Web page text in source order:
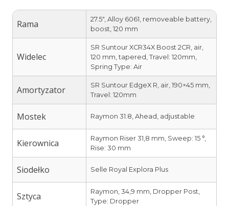
Rama
27.5″, Alloy 6061, removeable battery,
boost, 120 mm
Widelec
SR Suntour XCR34X Boost 2CR, air,
120 mm, tapered, Travel: 120mm,
Spring Type: Air
Amortyzator
SR Suntour EdgeX R, air, 190×45 mm,
Travel: 120mm
Mostek Raymon 31.8, Ahead, adjustable
Kierownica
Raymon Riser 31,8 mm, Sweep: 15 °,
Rise: 30 mm
Siodełko Selle Royal Explora Plus
Sztyca
Raymon, 34,9 mm, Dropper Post,
Type: Dropper